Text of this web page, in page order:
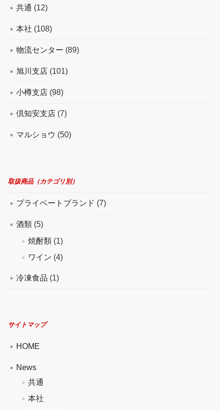
共通 (12)
本社 (108)
物流センター (89)
旭川支店 (101)
小樽支店 (98)
倶知安支店 (7)
マルショウ (50)
取扱商品（カテゴリ別）
プライベートブランド (7)
酒類 (5)
焼酎類 (1)
ワイン (4)
冷凍食品 (1)
サイトマップ
HOME
News
共通
本社